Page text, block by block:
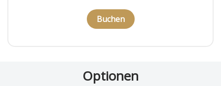
Buchen
Optionen